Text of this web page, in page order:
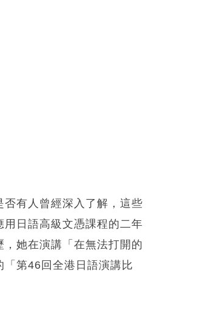
有人曾經深入了解，這些
日語高級文憑課程的二年
她在演講「在無法打開的
第46回全港日語演講比